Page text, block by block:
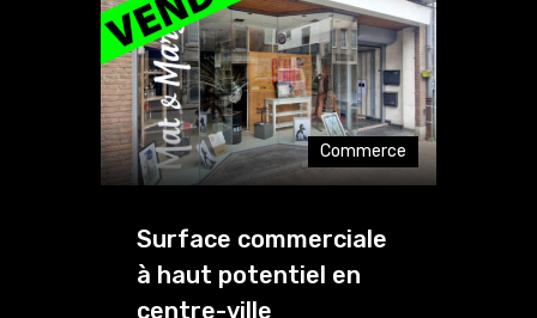
Commerce
Surface commerciale
à haut potentiel en
centre-ville